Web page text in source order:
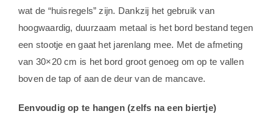
wat de “huisregels” zijn. Dankzij het gebruik van
hoogwaardig, duurzaam metaal is het bord bestand tegen
een stootje en gaat het jarenlang mee. Met de afmeting
van 30×20 cm is het bord groot genoeg om op te vallen
boven de tap of aan de deur van de mancave.
Eenvoudig op te hangen (zelfs na een biertje)